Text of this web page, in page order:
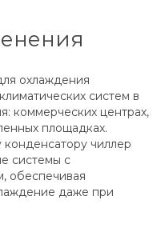
охлаждения
систем в
коммерческих центрах,
площадках.
чиллер
системы с
обеспечивая
даже при